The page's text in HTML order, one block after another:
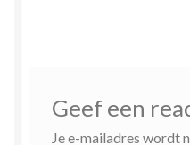
Geef een
Je e-mailadres wordt